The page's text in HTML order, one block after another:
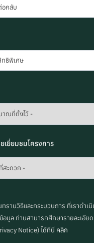
เยี่ยมชมโครงการ
ราบวิธีและกระบวนการ ที่เราดำเ
อมูล ท่านสามารถศึกษารายละเอีย
Notice) ได้ที่นี่ คลิก